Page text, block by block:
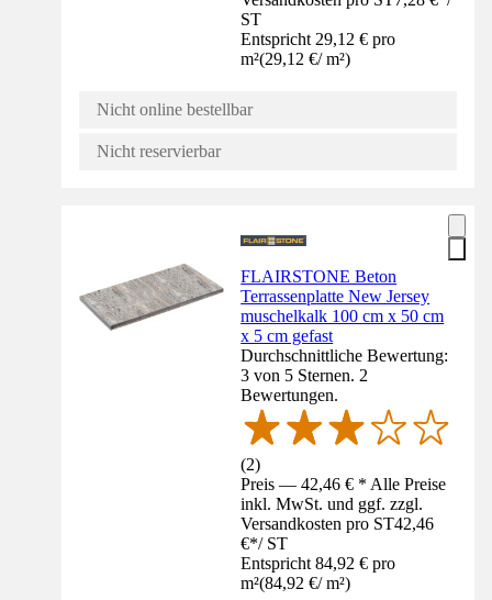
ST
Entspricht 29,12 € pro
m²(29,12 €/ m²)
Nicht online bestellbar
Nicht reservierbar
FLAIRSTONE Beton
Terrassenplatte New Jersey
muschelkalk 100 cm x 50 cm
x 5 cm gefast
Durchschnittliche Bewertung:
3 von 5 Sternen. 2
Bewertungen.
(2)
Preis — 42,46 € * Alle Preise
inkl. MwSt. und ggf. zzgl.
Versandkosten pro ST42,46
€*/ ST
Entspricht 84,92 € pro
m²(84,92 €/ m²)